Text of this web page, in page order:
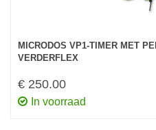
MICRODOS VP1-TIMER MET
VERDERFLEX
€ 250.00
In voorraad